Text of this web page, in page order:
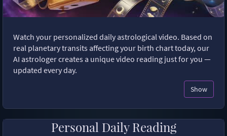
Watch your personalized daily astrological video. Based on
real planetary transits affecting your birth chart today, our
AI astrologer creates a unique video reading just for you —
updated every day.
Show
Personal Daily Reading